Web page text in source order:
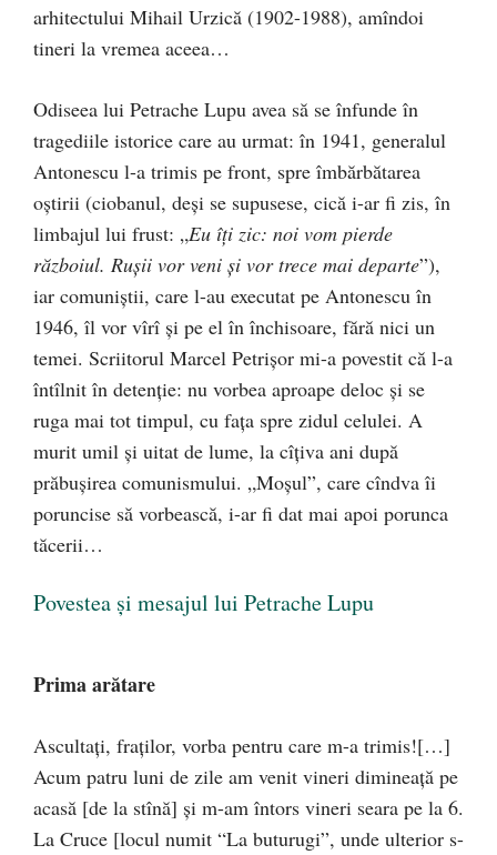
arhitectului Mihail Urzică (1902-1988), amîndoi
tineri la vremea aceea…
Odiseea lui Petrache Lupu avea să se înfunde în
tragediile istorice care au urmat: în 1941, generalul
Antonescu l-a trimis pe front, spre îmbărbătarea
oştirii (ciobanul, deşi se supusese, cică i-ar fi zis, în
limbajul lui frust: „Eu îţi zic: noi vom pierde
războiul. Ruşii vor veni şi vor trece mai departe”),
iar comuniştii, care l-au executat pe Antonescu în
1946, îl vor vîrî şi pe el în închisoare, fără nici un
temei. Scriitorul Marcel Petrişor mi-a povestit că l-a
întîlnit în detenţie: nu vorbea aproape deloc şi se
ruga mai tot timpul, cu faţa spre zidul celulei. A
murit umil şi uitat de lume, la cîţiva ani după
prăbuşirea comunismului. „Moşul”, care cîndva îi
poruncise să vorbească, i-ar fi dat mai apoi porunca
tăcerii…
Povestea și mesajul lui Petrache Lupu
Prima arătare
Ascultaţi, fraţilor, vorba pentru care m-a trimis![…]
Acum patru luni de zile am venit vineri dimineaţă pe
acasă [de la stînă] şi m-am întors vineri seara pe la 6.
La Cruce [locul numit “La buturugi”, unde ulterior s-